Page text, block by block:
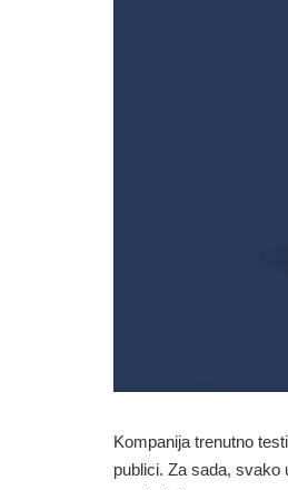
Kompanija trenutno
publici. Za sada, svako